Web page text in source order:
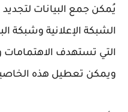
يُمكن جمع البيانات
الشبكة الإعلانية وشبكة
التي تستهدف الاهتمامات
ويمكن تعطيل هذه